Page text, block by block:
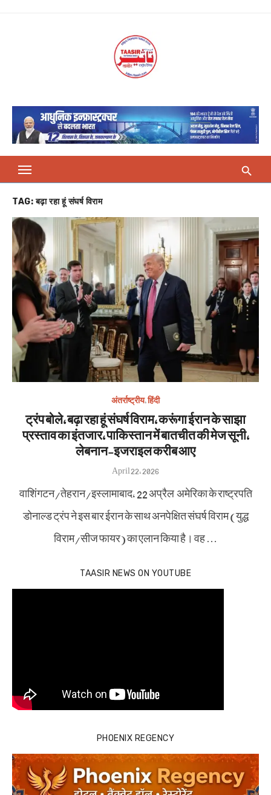
TAG:बढ़ा रहा हूं संघर्ष विराम
अंतर्राष्ट्रीय,हिंदी
ट्रंप बोले, बढ़ा रहा हूं संघर्ष विराम, करूंगा ईरान के साझा
प्रस्ताव का इंतजार, पाकिस्तान में बातचीत की मेज सूनी,
लेबनान-इजराइल करीब आए
Posted
on
April 22, 2026
वाशिंगटन/तेहरान/इस्लामाबाद, 22 अप्रैल अमेरिका के राष्ट्रपति
डोनाल्ड ट्रंप ने इस बार ईरान के साथ अनपेक्षित संघर्ष विराम (युद्ध
विराम/सीज फायर) का एलान किया है। वह …
TAASIR NEWS ON YOUTUBE
PHOENIX REGENCY